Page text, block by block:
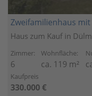
Haus zum Kauf in
Zimmer:
6
Wohnfläche:
ca. 119 m²
Kaufpreis
330.000 €